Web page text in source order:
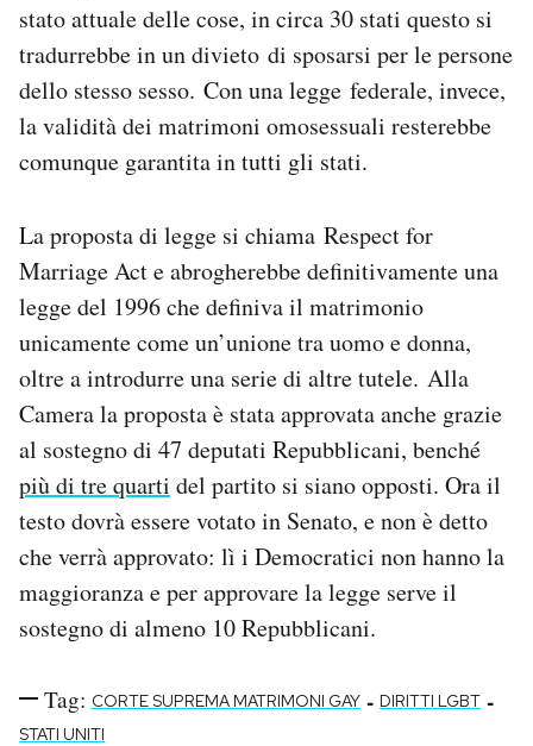
stato attuale delle cose, in circa 30 stati questo si
tradurrebbe in un divieto di sposarsi per le persone
dello stesso sesso. Con una legge federale, invece,
la validità dei matrimoni omosessuali resterebbe
comunque garantita in tutti gli stati.
La proposta di legge si chiama Respect for
Marriage Act e abrogherebbe definitivamente una
legge del 1996 che definiva il matrimonio
unicamente come un’unione tra uomo e donna,
oltre a introdurre una serie di altre tutele. Alla
Camera la proposta è stata approvata anche grazie
al sostegno di 47 deputati Repubblicani, benché
più di tre quarti del partito si siano opposti. Ora il
testo dovrà essere votato in Senato, e non è detto
che verrà approvato: lì i Democratici non hanno la
maggioranza e per approvare la legge serve il
sostegno di almeno 10 Repubblicani.
Tag: CORTE SUPREMA MATRIMONI GAY - DIRITTI LGBT -
STATI UNITI